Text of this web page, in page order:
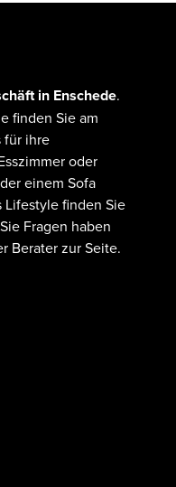
in Enschede.
finden Sie am
für ihre
oder
einem Sofa
finden Sie
Fragen haben
Berater zur Seite.